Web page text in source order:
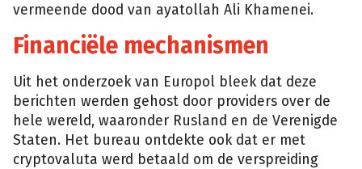
vermeende dood van ayatollah Ali Khamenei.
Financiële mechanismen
Uit het onderzoek van Europol bleek dat deze
berichten werden gehost door providers over de
hele wereld, waaronder Rusland en de Verenigde
Staten. Het bureau ontdekte ook dat er met
cryptovaluta werd betaald om de verspreiding